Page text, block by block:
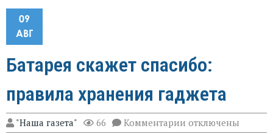
09
АВГ
Батарея скажет спасибо:
правила хранения гаджета
"Наша газета" 66 Комментарии котключены